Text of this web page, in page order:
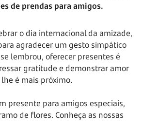
de prendas para amigos.
o dia internacional da amizade,
agradecer um gesto simpático
lembrou, oferecer presentes é
gratitude e demonstrar amor
é mais próximo.
presente para amigos especiais,
de flores. Conheça as nossas